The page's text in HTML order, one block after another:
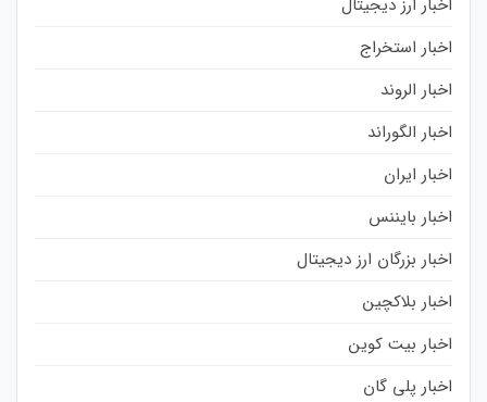
اخبار ارز دیجیتال
اخبار استخراج
اخبار الروند
اخبار الگوراند
اخبار ایران
اخبار بایننس
اخبار بزرگان ارز دیجیتال
اخبار بلاکچین
اخبار بیت کوین
اخبار پلی گان